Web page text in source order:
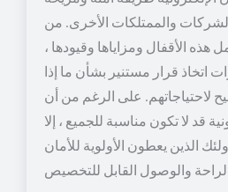
والممتلكات الأخرى. من
هذه الأقفال ومزاياها وقيودها ،
اتخاذ قرار مستنير بشأن ما إذا
لاحتياجاتهم. على الرغم من أن
قد لا تكون مناسبة للجميع ، إلا
الذين يعطون الأولوية للأمان